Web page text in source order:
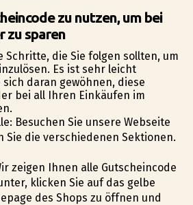
zu nutzen, um bei
zu sparen
Schritte, die Sie folgen sollten, um
Es ist sehr leicht
daran gewöhnen, diese
bei all Ihren Einkäufen im
Besuchen Sie unsere Webseite
Sie die verschiedenen Sektionen.
zeigen Ihnen alle Gutscheincode
klicken Sie auf das gelbe
des Shops zu öffnen und